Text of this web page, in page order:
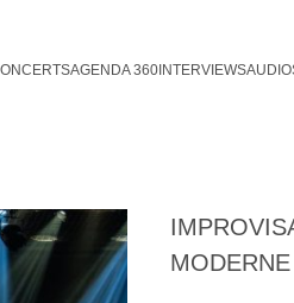
AGENDA 360INTERVIEWS
MODERNE